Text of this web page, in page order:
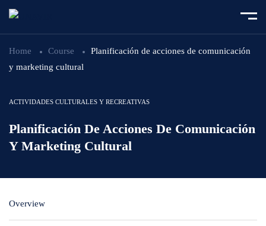
Home Course
Planificación de acciones de comunicación
y marketing cultural
ACTIVIDADES CULTURALES Y RECREATIVAS
Planificación De Acciones De Comunicación
Y Marketing Cultural
Overview